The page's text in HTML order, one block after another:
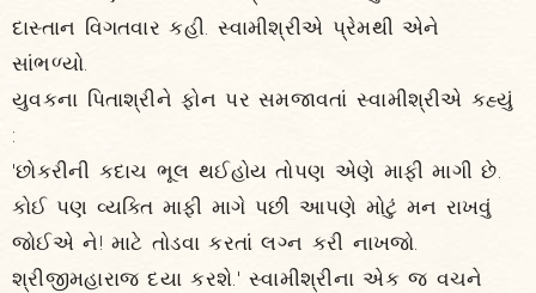
દાસ્તાન વિગતવાર કહી. સ્વામીશ્રીએ પ્રેમથી એને
સાંભળ્યો.
યુવકના પિતાશ્રીને ફોન પર સમજાવતાં સ્વામીશ્રીએ કહ્યું
:
'છોકરીની કદાચ ભૂલ થઈહોય તોપણ એણે માફી માગી છે.
કોઈ પણ વ્યક્તિ માફી માગે પછી આપણે મોટું મન રાખવું
જોઈએ ને! માટે તોડવા કરતાં લગ્ન કરી નાખજો.
શ્રીજીમહારાજ દયા કરશે.' સ્વામીશ્રીના એક જ વચને